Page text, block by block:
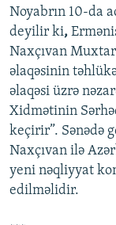
Noyabrın 10-da
deyilir ki,
Naxçıvan
əlaqəsinin
əlaqəsi üzrə
Xidmətinin
keçirir”. Sənədə
Naxçıvan ilə
yeni nəqliyyat
edilməlidir.